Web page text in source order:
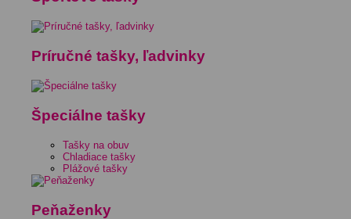
Príručné tašky, ľadvinky
Špeciálne tašky
Tašky na obuv
Chladiace tašky
Plážové tašky
Peňaženky